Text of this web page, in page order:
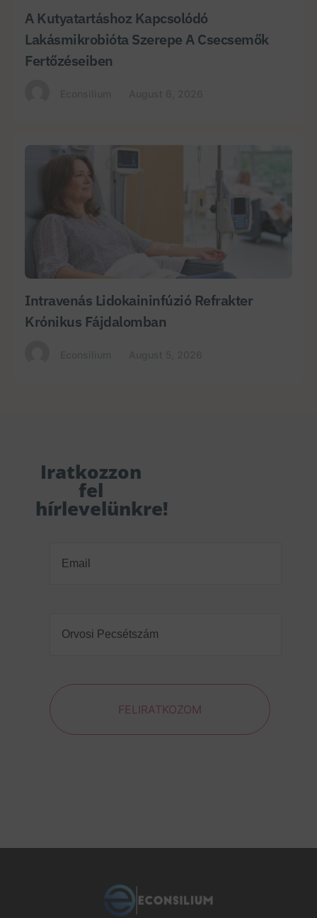
A Kutyatartáshoz Kapcsolódó
Lakásmikrobióta Szerepe A Csecsemők
Fertőzéseiben
Intravenás Lidokaininfúzió Refrakter
Krónikus Fájdalomban
Iratkozzon
fel
hírlevelünkre!
Pecsétszám(Required)
FELIRATKOZOM